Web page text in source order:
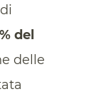
del
delle